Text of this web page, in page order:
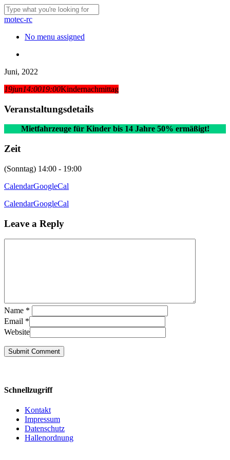
Skip
to
content
Close
motec-rc
Menu
No menu assigned
Juni, 2022
19jun14:0019:00Kindernachmittag
Veranstaltungsdetails
Mietfahrzeuge für Kinder bis 14 Jahre 50% ermäßigt!
Zeit
(Sonntag) 14:00 - 19:00
CalendarGoogleCal
CalendarGoogleCal
Leave a Reply
Name *
Email *
Website
Schnellzugriff
Kontakt
Impressum
Datenschutz
Hallenordnung